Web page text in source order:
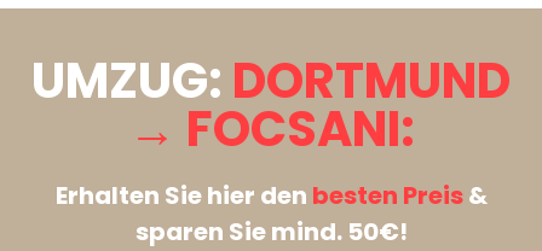
UMZUG: DORTMUND
→ FOCSANI:
Erhalten Sie hier den besten Preis&
sparen Sie mind. 50€!